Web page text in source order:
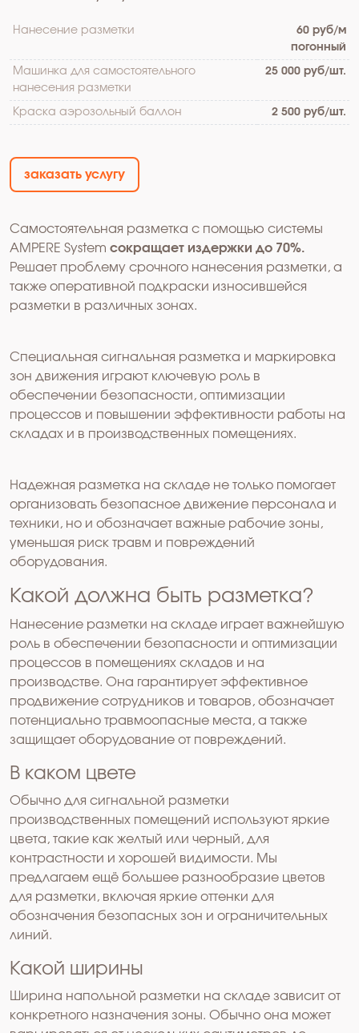
Нанесение разметки
60 руб/м
погонный
Машинка для самостоятельного
нанесения разметки
25 000 руб/шт.
Краска аэрозольный баллон 2 500 руб/шт.
заказать услугу
Самостоятельная разметка с помощью системы
AMPERE System сокращает издержки до 70%.
Решает проблему срочного нанесения разметки, а
также оперативной подкраски износившейся
разметки в различных зонах.
Специальная сигнальная разметка и маркировка
зон движения играют ключевую роль в
обеспечении безопасности, оптимизации
процессов и повышении эффективности работы на
складах и в производственных помещениях.
Надежная разметка на складе не только помогает
организовать безопасное движение персонала и
техники, но и обозначает важные рабочие зоны,
уменьшая риск травм и повреждений
оборудования.
Какой должна быть разметка?
Нанесение разметки на складе играет важнейшую
роль в обеспечении безопасности и оптимизации
процессов в помещениях складов и на
производстве. Она гарантирует эффективное
продвижение сотрудников и товаров, обозначает
потенциально травмоопасные места, а также
защищает оборудование от повреждений.
В каком цвете
Обычно для сигнальной разметки
производственных помещений используют яркие
цвета, такие как желтый или черный, для
контрастности и хорошей видимости. Мы
предлагаем ещё большее разнообразие цветов
для разметки, включая яркие оттенки для
обозначения безопасных зон и ограничительных
линий.
Какой ширины
Ширина напольной разметки на складе зависит от
конкретного назначения зоны. Обычно она может